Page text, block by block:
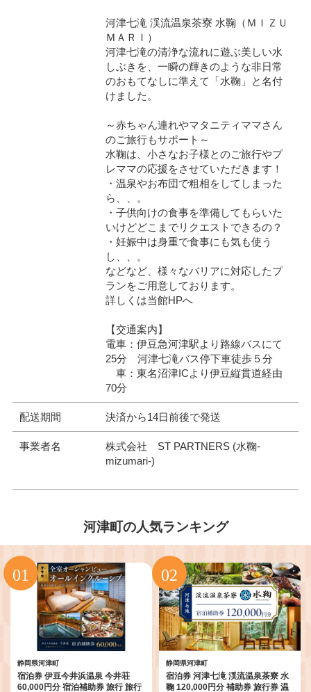
河津七滝 渓流温泉茶寮 水鞠（ＭＩＺＵ
ＭＡＲＩ）
河津七滝の清浄な流れに遊ぶ美しい水
しぶきを、一瞬の輝きのような非日常
のおもてなしに準えて「水鞠」と名付
けました。
～赤ちゃん連れやマタニティママさん
のご旅行もサポート～
水鞠は、小さなお子様とのご旅行やプ
レママの応援をさせていただきます！
・温泉やお布団で粗相をしてしまった
ら、、。
・子供向けの食事を準備してもらいた
いけどどこまでリクエストできるの？
・妊娠中は身重で食事にも気も使う
し、、。
などなど、様々なバリアに対応したプ
ランをご用意しております。
詳しくは当館HPへ
【交通案内】
電車：伊豆急河津駅より路線バスにて
25分 河津七滝バス停下車徒歩５分
車：東名沼津ICより伊豆縦貫道経由
70分
配送期間 決済から14日前後で発送
事業者名
株式会社 ST PARTNERS (水鞠-
mizumari-)
河津町の人気ランキング
静岡県河津町
宿泊券 伊豆今井浜温泉 今井荘
60,000円分 宿泊補助券 旅行 旅行
静岡県河津町
宿泊券 河津七滝 渓流温泉茶寮 水
鞠 120,000円分 補助券 旅行券 温